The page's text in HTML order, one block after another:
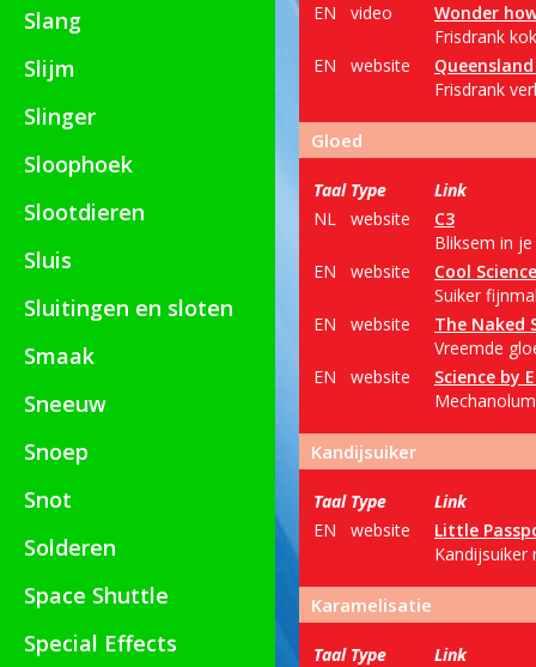
Slang
Slijm
Slinger
Sloophoek
Slootdieren
Sluis
Sluitingen en sloten
Smaak
Sneeuw
Snoep
Snot
Solderen
Space Shuttle
Special Effects
EN
video
Wonder
Frisdrank
EN
website
Frisdrank
Gloed
Taal Type
Link
NL
website
C3
Bliksem in
EN
website
Cool Science
Suiker
EN
website
The Naked
Vreemde
EN
website
Science by
Kandijsuiker
Taal Type
Link
EN
website
Little
Kandijsuiker
Karamelisatie
Taal Type
Link